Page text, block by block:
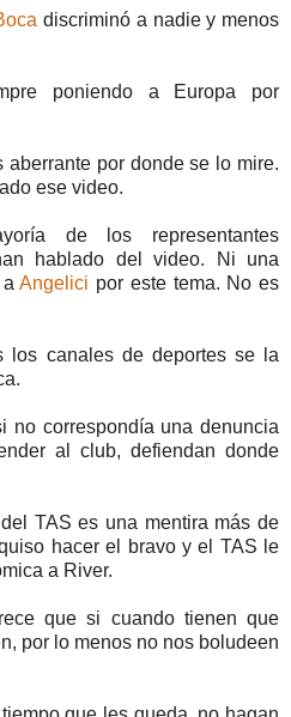
discriminó a nadie y menos
poniendo a Europa por
aberrante por donde se lo mire.
ese video.
de los representantes
hablado del video. Ni una
aAngelici por este tema. No es
los canales de deportes se la
no correspondía una denuncia
al club, defiendan donde
TAS es una mentira más de
hacer el bravo y el TAS le
a River.
que si cuando tienen que
por lo menos no nos boludeen